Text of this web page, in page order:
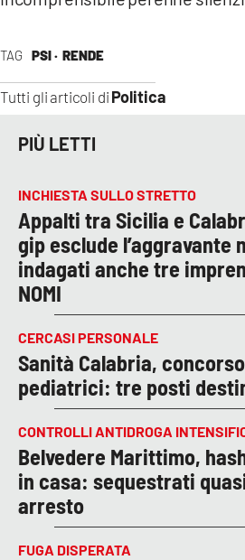
TAG PSI · RENDE
Tutti gli articoli di Politica
PIÙ LETTI
INCHIESTA SULLO STRETTO
Appalti tra Sicilia e
gip esclude l’aggravante
indagati anche tre
NOMI
CERCASI PERSONALE
Sanità Calabria,
pediatrici: tre posti
CONTROLLI ANTIDROGA
Belvedere Marittimo,
in casa: sequestrati
arresto
FUGA DISPERATA